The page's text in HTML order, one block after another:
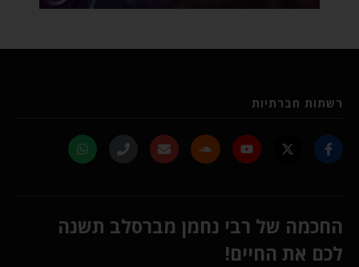
רשתות חברתיות
החכמה של רבי נחמן מברסלב תשנה
לכם את החיים!